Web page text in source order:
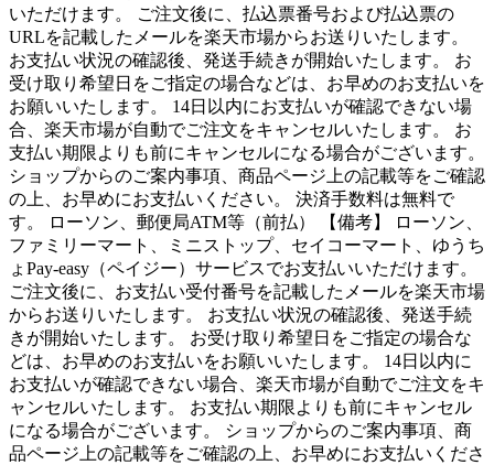
いただけます。 ご注文後に、払込票番号および払込票の
URLを記載したメールを楽天市場からお送りいたします。
お支払い状況の確認後、発送手続きが開始いたします。 お
受け取り希望日をご指定の場合などは、お早めのお支払いを
お願いいたします。 14日以内にお支払いが確認できない場
合、楽天市場が自動でご注文をキャンセルいたします。 お
支払い期限よりも前にキャンセルになる場合がございます。
ショップからのご案内事項、商品ページ上の記載等をご確認
の上、お早めにお支払いください。 決済手数料は無料で
す。 ローソン、郵便局ATM等（前払） 【備考】 ローソン、
ファミリーマート、ミニストップ、セイコーマート、ゆうち
ょPay-easy（ペイジー）サービスでお支払いいただけます。
ご注文後に、お支払い受付番号を記載したメールを楽天市場
からお送りいたします。 お支払い状況の確認後、発送手続
きが開始いたします。 お受け取り希望日をご指定の場合な
どは、お早めのお支払いをお願いいたします。 14日以内に
お支払いが確認できない場合、楽天市場が自動でご注文をキ
ャンセルいたします。 お支払い期限よりも前にキャンセル
になる場合がございます。 ショップからのご案内事項、商
品ページ上の記載等をご確認の上、お早めにお支払いくださ